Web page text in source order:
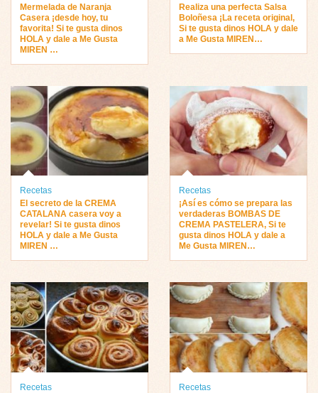
Mermelada de Naranja
Casera ¡desde hoy, tu
favorita! Si te gusta dinos
HOLA y dale a Me Gusta
MIREN …
Realiza una perfecta Salsa
Boloñesa ¡La receta original,
Si te gusta dinos HOLA y dale
a Me Gusta MIREN…
Recetas
El secreto de la CREMA
CATALANA casera voy a
revelar! Si te gusta dinos
HOLA y dale a Me Gusta
MIREN …
Recetas
¡Así es cómo se prepara las
verdaderas BOMBAS DE
CREMA PASTELERA, Si te
gusta dinos HOLA y dale a
Me Gusta MIREN…
Recetas
Recetas